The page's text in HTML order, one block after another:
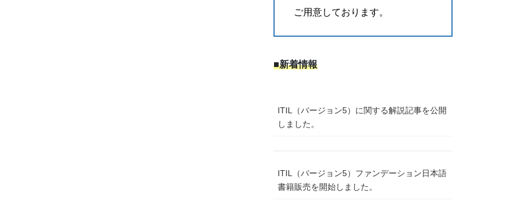
ご用意しております。
■新着情報
ITIL（バージョン5）に関する解説記事を公開
しました。
ITIL（バージョン5）ファンデーション日本語
書籍販売を開始しました。